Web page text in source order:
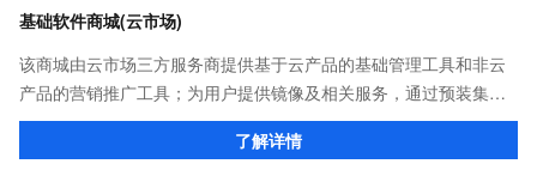
基础软件商城(云市场)
该商城由云市场三方服务商提供基于云产品的基础管理工具和非云
产品的营销推广工具；为用户提供镜像及相关服务，通过预装集成
环境及软件，实现云服务器即开即于阿里云的独立软件类，包括商
业软件、系统软件、营销软件等。了解详情